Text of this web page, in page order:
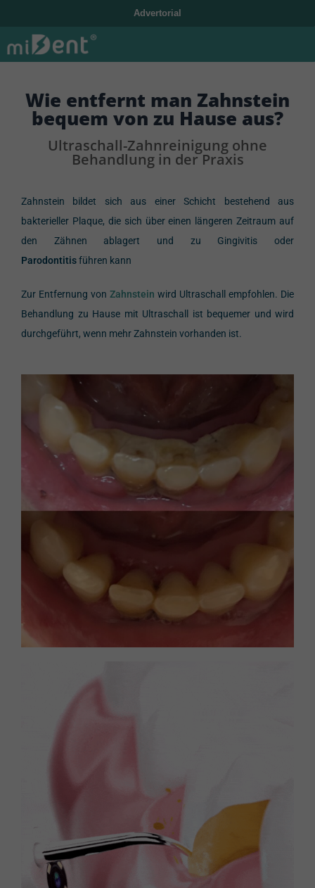
Advertorial
Wie entfernt man Zahnstein
bequem von zu Hause aus?
Ultraschall-Zahnreinigung ohne
Behandlung in der Praxis
Zahnstein bildet sich aus einer Schicht bestehend aus
bakterieller Plaque, die sich über einen längeren Zeitraum auf
den Zähnen ablagert und zu Gingivitis oder
Parodontitisführen kann
Zur Entfernung von Zahnstein wird Ultraschall empfohlen. Die
Behandlung zu Hause mit Ultraschall ist bequemer und wird
durchgeführt, wenn mehr Zahnstein vorhanden ist.